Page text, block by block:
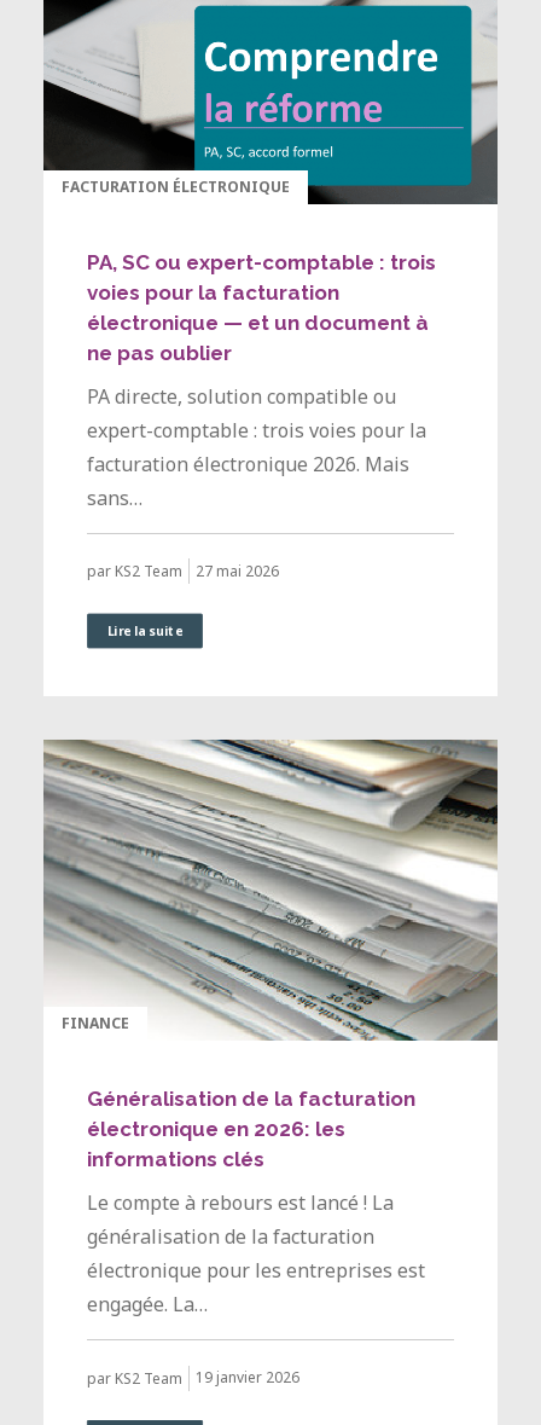
FACTURATION ÉLECTRONIQUE
PA, SC ou expert-comptable : trois
voies pour la facturation
électronique — et un document à
ne pas oublier
PA directe, solution compatible ou
expert-comptable : trois voies pour la
facturation électronique 2026. Mais
sans…
par KS2 Team 27 mai 2026
Lire la suite
FINANCE
Généralisation de la facturation
électronique en 2026: les
informations clés
Le compte à rebours est lancé ! La
généralisation de la facturation
électronique pour les entreprises est
engagée. La…
par KS2 Team 19 janvier 2026